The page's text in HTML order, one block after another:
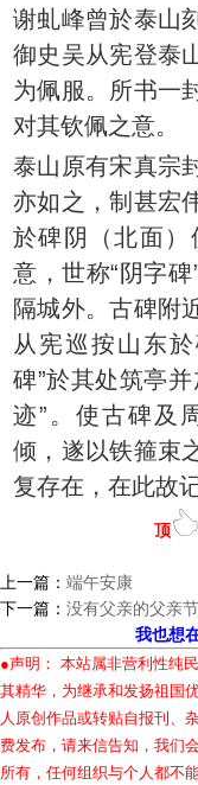
谢虬峰曾於泰山
御史吴从宪登泰
为佩服。所书一
对其钦佩之意。
泰山原有宋真宗
亦如之，制甚宏
於碑阴（北面）
意，世称“阴字
隔城外。古碑附
从宪巡按山东
碑”於其处筑亭
迹”。使古碑及
倾，遂以铁箍束
复存在，在此故记
顶
上一篇： 端午安康
下一篇： 没有父亲的父亲
我也想
●声明： 本站属非营利性纯
其精华，为继承和发扬祖国
人原创作品或转贴自报刊、
费发布，请来信告知，我们
所有，任何组织与个人都不